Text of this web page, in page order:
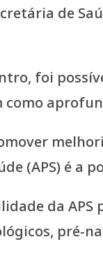
de
foi
como
(APS) é a
da
pré-